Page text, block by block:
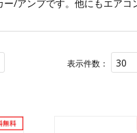
ー/アンプです。他にもエアコ
表示件数： 30